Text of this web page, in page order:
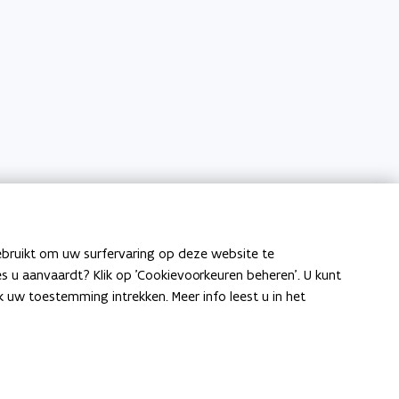
om uw surfervaring op deze website te
aanvaardt? Klik op 'Cookievoorkeuren beheren'. U kunt
toestemming intrekken. Meer info leest u in het